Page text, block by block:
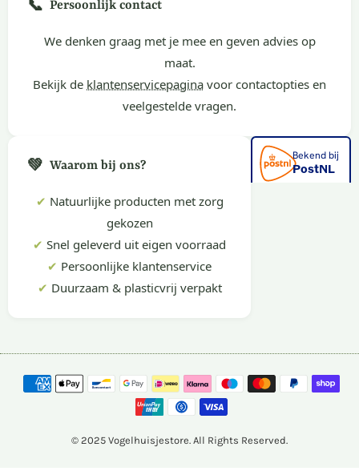
📞 Persoonlijk contact
We denken graag met je mee en geven advies op
maat.
Bekijk de klantenservicepagina voor contactopties en
veelgestelde vragen.
💚 Waarom bij ons?
✔ Natuurlijke producten met zorg
gekozen
✔ Snel geleverd uit eigen voorraad
✔ Persoonlijke klantenservice
✔ Duurzaam & plasticvrij verpakt
© 2025 Vogelhuisjestore. All Rights Reserved.